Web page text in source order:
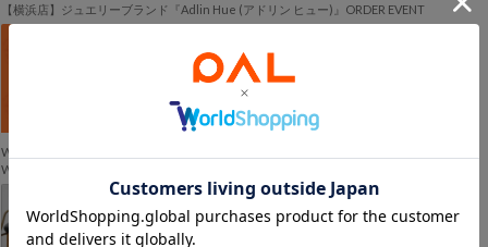
【横浜店】ジュエリーブランド『Adlin Hue (アドリン ヒュー)』ORDER EVENT
Whim Gazette
Whim Gazette SUMMER SALE 各店舗のセール日程
2026.06.12